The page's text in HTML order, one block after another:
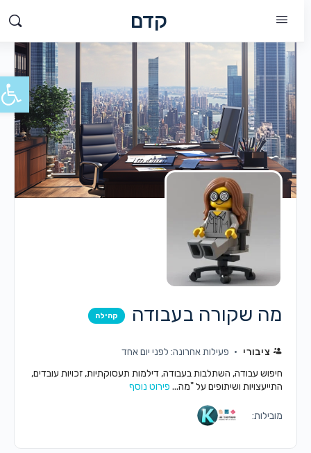
קדם
מה שקורה בעבודה קהילה
ציבורי
פעילות אחרונה: לפני יום אחד
חיפוש עבודה, השתלבות בעבודה, דילמות תעסוקתיות, זכויות עובדים,
התייעצויות ושיתופים על "מה...פירוט נוסף
מובילות:
פתח